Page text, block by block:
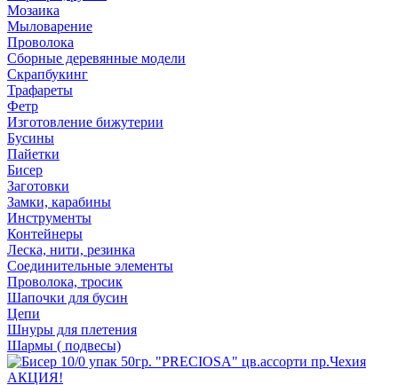
Мозаика
Мыловарение
Проволока
Сборные деревянные модели
Скрапбукинг
Трафареты
Фетр
Изготовление бижутерии
Бусины
Пайетки
Бисер
Заготовки
Замки, карабины
Инструменты
Контейнеры
Леска, нити, резинка
Соединительные элементы
Проволока, тросик
Шапочки для бусин
Цепи
Шнуры для плетения
Шармы ( подвесы)